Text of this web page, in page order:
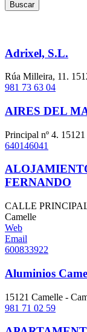
Buscar
Adrixel, S.L.
Rúa Milleira, 11.
981 73 63 04
AIRES DEL
Principal nº 4.
640146041
FERNANDO
CALLE
Camelle
Web
Email
600833922
Aluminios
15121 Camelle -
981 71 02 59